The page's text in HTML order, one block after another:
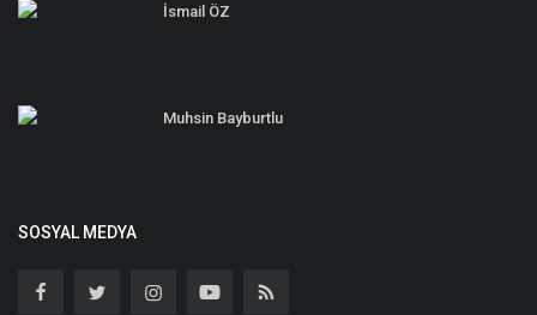
İsmail ÖZ
Muhsin Bayburtlu
SOSYAL MEDYA